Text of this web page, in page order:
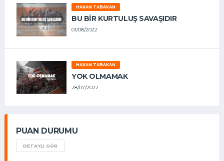
HAKAN TABAKAN
BU BİR KURTULUŞ SAVAŞIDIR
01/08/2022
HAKAN TABAKAN
YOK OLMAMAK
28/07/2022
PUAN DURUMU
DETAYLI GÖR